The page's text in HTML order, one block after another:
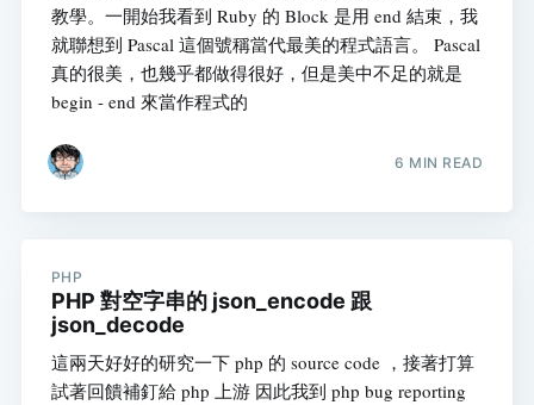
教學。一開始我看到 Ruby 的 Block 是用 end 結束，我
就聯想到 Pascal 這個號稱當代最美的程式語言。 Pascal
真的很美，也幾乎都做得很好，但是美中不足的就是
begin - end 來當作程式的
6 MIN READ
PHP
PHP 對空字串的 json_encode 跟
json_decode
這兩天好好的研究一下 php 的 source code ，接著打算
試著回饋補釘給 php 上游 因此我到 php bug reporting